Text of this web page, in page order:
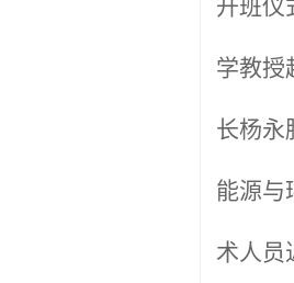
开班仪
学教授
长杨永
能源与
术人员